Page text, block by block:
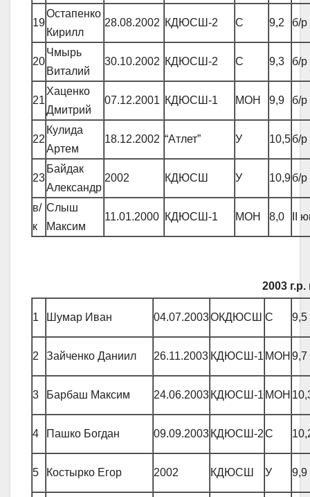
19
Остапенко
Кирилл
28.08.2002 КДЮСШ-2 С 9,2 б/р
20
Чмырь
Виталий
30.10.2002 КДЮСШ-2 С 9,3 б/р
21
Хаценко
Дмитрий
07.12.2001 КДЮСШ-1 МОН 9,9 б/р
22
Кулида
Артем
18.12.2002 “Атлет” У 10,5б/р
23
Байдак
Александр
2002 КДЮСШ У 10,9б/р
в/
к
Слыш
Максим
11.01.2000 КДЮСШ-1 МОН 8,0 ІІ
2003
1 Шумар Иван 04.07.2003ОКДЮСШ С 9,5
2 Зайченко Даниил 26.11.2003 КДЮСШ-1 МОН 9,7
3 Барбаш Максим 24.06.2003 КДЮСШ-1 МОН
4 Пашко Богдан 09.09.2003 КДЮСШ-2С
5 Костырко Егор 2002 КДЮСШ У 9,9